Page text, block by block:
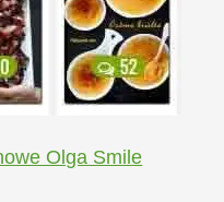
Olga Smile